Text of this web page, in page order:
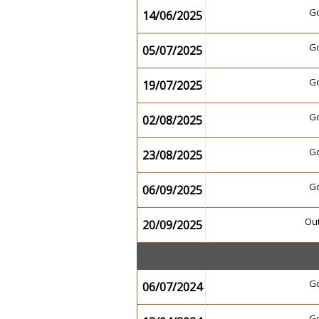
14/06/2025
05/07/2025
19/07/2025
02/08/2025
23/08/2025
06/09/2025
20/09/2025
06/07/2024